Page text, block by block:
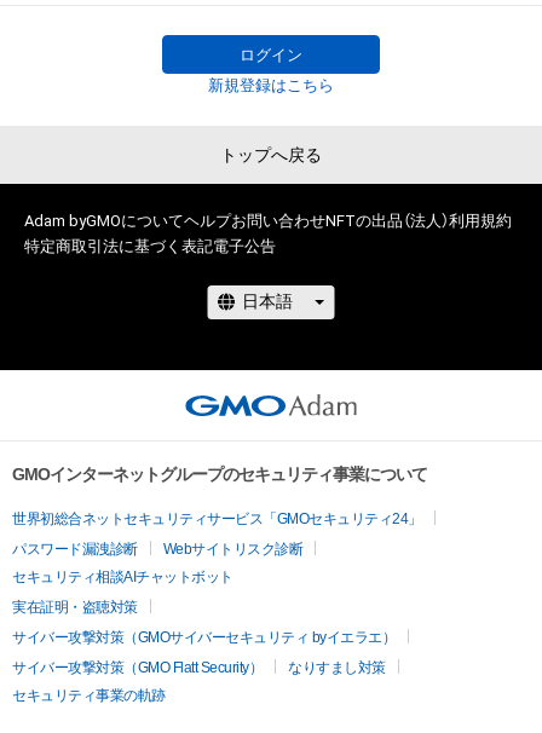
であると判断した場合、利用をお断りさせていただきます。
・本アイテムの購入、売却および利用に関して、購入者、売却者、
方、著作隣接権の権利者またはその管理委託を受けている者は、
株式会社MediBangを介して出品手続きをしており、
TBSテレビおよび番組は、NFTの出品に関わる手続き・権利には
ログイン
新規登録はこちら
トップへ戻る
Adam byGMOについてヘルプお問い合わせNFTの出品（法人）利用規約
特定商取引法に基づく表記電子公告
GMOインターネットグループのセキュリティ事業について
世界初総合ネットセキュリティサービス「GMOセキュリティ24」
パスワード漏洩診断
Webサイトリスク診断
セキュリティ相談AIチャットボット
実在証明・盗聴対策
サイバー攻撃対策（GMOサイバーセキュリティ byイエラエ）
サイバー攻撃対策（GMO Flatt Security）
なりすまし対策
セキュリティ事業の軌跡